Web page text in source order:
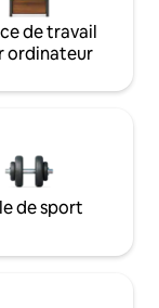
de travail
ordinateur
de sport